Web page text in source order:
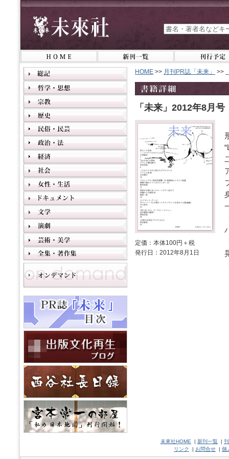
HOME >> 月刊PR誌「未来」 >>
「未来」2012年8月
定価：本体100円＋税
発行日：2012年8月1日
未來社HOME | 新刊一覧 |
リンク
| お問合せ | 個